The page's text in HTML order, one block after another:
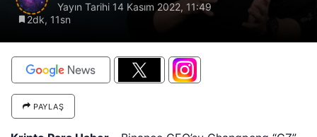
Yayın Tarihi 14 Kasım 2022, 11:49
2dk, 11sn
PAYLAŞ